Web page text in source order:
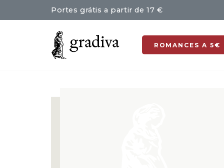
Portes grátis a partir de 17 €
ROMANCES A 5€